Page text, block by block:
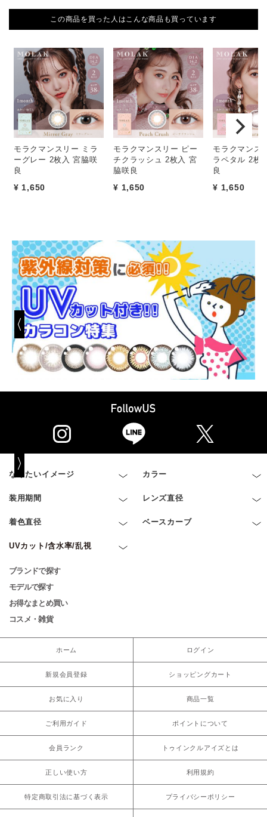
この商品を買った人はこんな商品も買っています
モラクマンスリー ミラ
ーグレー 2枚入 宮脇咲
良
¥ 1,650
モラクマンスリー ピー
チクラッシュ 2枚入 宮
脇咲良
¥ 1,650
モラクマンス
ラペタル 2枚
良
¥ 1,650
なりたいイメージ カラー
装用期間 レンズ直径
着色直径 ベースカーブ
UVカット/含水率/乱視
ブランドで探す
モデルで探す
お得なまとめ買い
コスメ・雑貨
ホーム ログイン
新規会員登録 ショッピングカート
お気に入り 商品一覧
ご利用ガイド ポイントについて
会員ランク トゥインクルアイズとは
正しい使い方 利用規約
特定商取引法に基づく表示 プライバシーポリシー